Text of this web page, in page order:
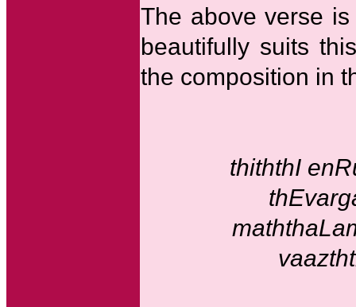
The above verse
beautifully suits
the composition in
thiththI